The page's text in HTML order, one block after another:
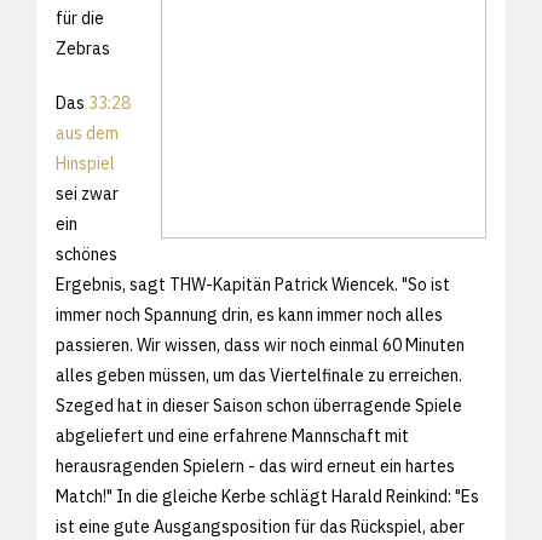
für die
Zebras
Das 33:28
aus dem
Hinspiel
sei zwar
ein
schönes
Ergebnis, sagt THW-Kapitän Patrick Wiencek. "So ist
immer noch Spannung drin, es kann immer noch alles
passieren. Wir wissen, dass wir noch einmal 60 Minuten
alles geben müssen, um das Viertelfinale zu erreichen.
Szeged hat in dieser Saison schon überragende Spiele
abgeliefert und eine erfahrene Mannschaft mit
herausragenden Spielern - das wird erneut ein hartes
Match!" In die gleiche Kerbe schlägt Harald Reinkind: "Es
ist eine gute Ausgangsposition für das Rückspiel, aber